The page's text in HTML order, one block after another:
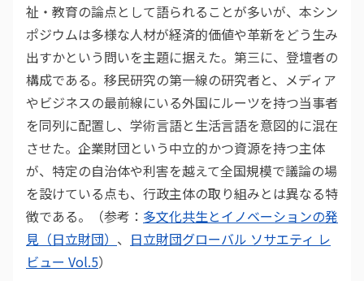
祉・教育の論点として語られることが多いが、本シン
ポジウムは多様な人材が経済的価値や革新をどう生み
出すかという問いを主題に据えた。第三に、登壇者の
構成である。移民研究の第一線の研究者と、メディア
やビジネスの最前線にいる外国にルーツを持つ当事者
を同列に配置し、学術言語と生活言語を意図的に混在
させた。企業財団という中立的かつ資源を持つ主体
が、特定の自治体や利害を越えて全国規模で議論の場
を設けている点も、行政主体の取り組みとは異なる特
徴である。（参考： 多文化共生とイノベーションの発
見（日立財団） 、 日立財団グローバル ソサエティ レ
ビュー Vol.5）